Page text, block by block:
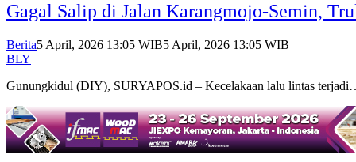
Gagal Salip di Jalan Karangmojo-Semin,
Berita5 April, 2026 13:05 WIB5 April, 2026 13:05 WIB
BLY
Gunungkidul (DIY), SURYAPOS.id – Kecelakaan lalu lintas